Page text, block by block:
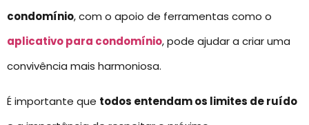
condomínio, com o apoio de ferramentas como o
aplicativo para condomínio, pode ajudar a criar uma
convivência mais harmoniosa.
É importante que todos entendam os limites de ruído